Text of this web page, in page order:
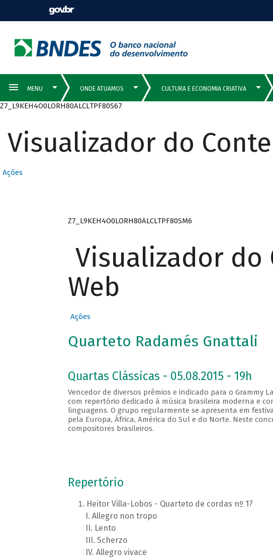
Z7_L9KEH4O0LORH80ALCLTPF80S67
Visualizador do
Ações
Z7_L9KEH4O0LORH80ALCLTPF80SM6
Visualizador do
Web
Ações
Quarteto Radamés Gnattali
Quartas Clássicas - 05.08.2015 - 19h
Vencedor de diversos prêmios e indicado para o Grammy
com repertório dedicado à música brasileira moderna e
linguagens. O grupo regularmente se apresenta em
pela Europa, África, América do Sul e do Norte. Neste
compositores brasileiros.
Repertório
Heitor Villa-Lobos - Quarteto de cordas nº 17
Allegro non tropo
Lento
Scherzo
Allegro vivace